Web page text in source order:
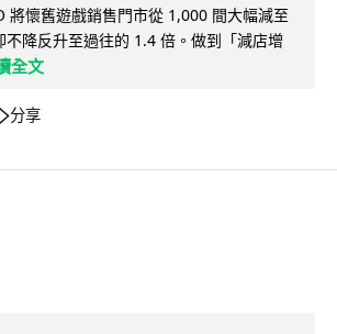
將懷舊遊戲銷售門市從 1,000 間大幅減至
降反升至過往的 1.4 倍。做到「減店增
全文
分享